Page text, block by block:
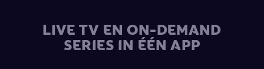
LIVE TV EN ON-DEMAND
SERIES IN ÉÉN APP